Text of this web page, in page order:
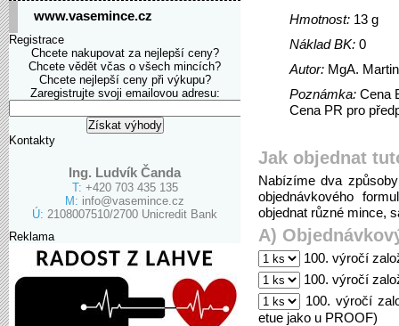
www.vasemince.cz
Registrace
Chcete nakupovat za nejlepší ceny?
Chcete vědět včas o všech mincích?
Chcete nejlepší ceny při výkupu?
Zaregistrujte svoji emailovou adresu:
Kontakty
Ing. Ludvík Čanda
T: +420 703 435 135
M: info@vasemince.cz
Ú: 2108007510/2700 Unicredit Bank
Reklama
Hmotnost: 13 g
Náklad BK: 0
Autor: MgA.
Poznámka: Cena
Cena PR pro
Jak objednat
Nabízíme dva
objednávkového
objednat různé mince,
A)
100. výročí
100. výročí
100. výročí
etue jako u PROOF)